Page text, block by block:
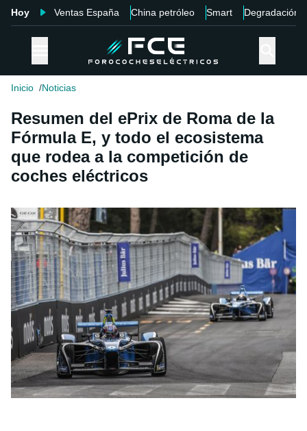
Hoy Ventas España China petróleo Smart Degradación
Inicio Noticias
Resumen del ePrix de Roma de la
Fórmula E, y todo el ecosistema
que rodea a la competición de
coches eléctricos